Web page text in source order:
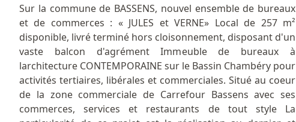
Sur la commune de BASSENS, nouvel ensemble de bureaux
et de commerces : « JULES et VERNE» Local de 257 m²
disponible, livré terminé hors cloisonnement, disposant d'un
vaste balcon d'agrément Immeuble de bureaux à
larchitecture CONTEMPORAINE sur le Bassin Chambéry pour
activités tertiaires, libérales et commerciales. Situé au coeur
de la zone commerciale de Carrefour Bassens avec ses
commerces, services et restaurants de tout style La